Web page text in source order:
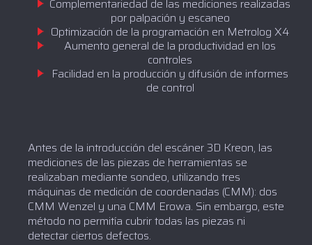
Complementariedad de las mediciones realizadas
por palpación y escaneo
Optimización de la programación en Metrolog X4
Aumento general de la productividad en los
controles
Facilidad en la producción y difusión de informes
de control
Antes de la introducción del escáner 3D Kreon, las
mediciones de las piezas de herramientas se
realizaban mediante sondeo, utilizando tres
máquinas de medición de coordenadas (CMM): dos
CMM Wenzel y una CMM Erowa. Sin embargo, este
método no permitía cubrir todas las piezas ni
detectar ciertos defectos.